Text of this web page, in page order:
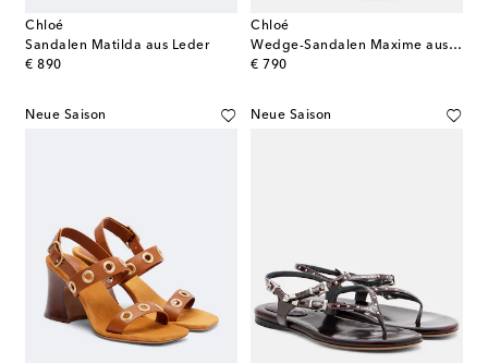
Chloé
Sandalen Matilda aus Leder
€ 890
original price
Chloé
Wedge-Sandalen Maxime aus Leder
€ 790
original price
Neue Saison Neue Saison